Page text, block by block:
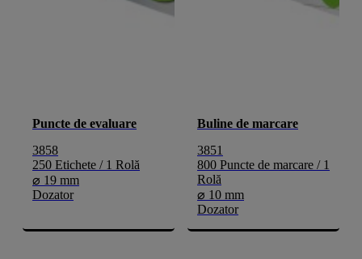
Puncte de evaluare
3858
250 Etichete / 1 Rolă
⌀ 19 mm
Dozator
Buline de marcare
3851
800 Puncte de marcare / 1
Rolă
⌀ 10 mm
Dozator